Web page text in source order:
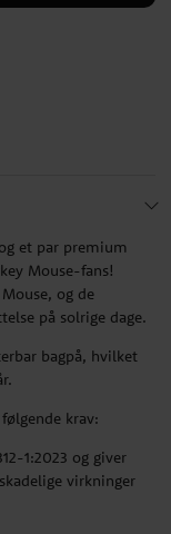
et par premium
Mouse-fans!
og de
på solrige dage.
bagpå, hvilket
krav:
1:2023 og giver
virkninger